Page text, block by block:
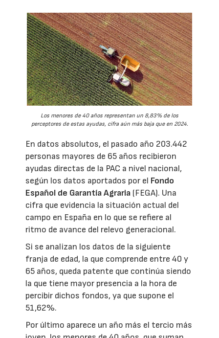
Los menores de 40 años representan un 8,83% de los
perceptores de estas ayudas, cifra aún más baja que en 2024.
En datos absolutos, el pasado año 203.442
personas mayores de 65 años recibieron
ayudas directas de la PAC a nivel nacional,
según los datos aportados por el Fondo
Español de Garantía Agraria (FEGA). Una
cifra que evidencia la situación actual del
campo en España en lo que se refiere al
ritmo de avance del relevo generacional.
Si se analizan los datos de la siguiente
franja de edad, la que comprende entre 40 y
65 años, queda patente que continúa siendo
la que tiene mayor presencia a la hora de
percibir dichos fondos, ya que supone el
51,62%.
Por último aparece un año más el tercio más